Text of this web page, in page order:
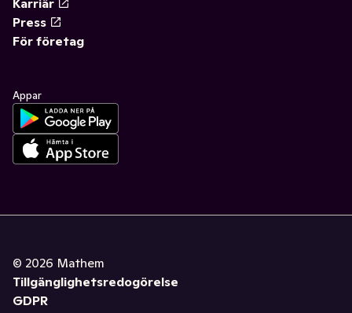
Press
För företag
Appar
© 2026 Mathem
Tillgänglighetsredogörelse
GDPR